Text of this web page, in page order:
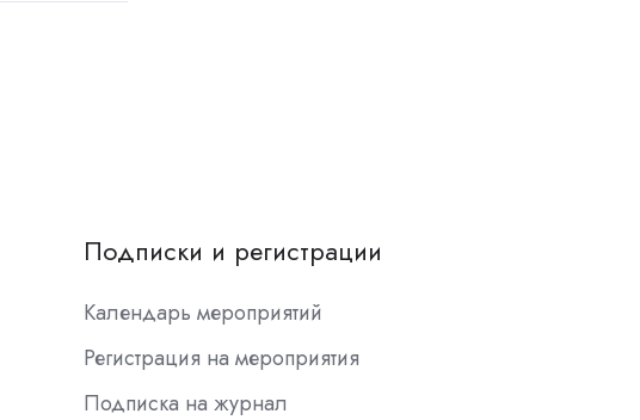
Подписки и регистрации
Календарь мероприятий
Регистрация на мероприятия
Подписка на журнал